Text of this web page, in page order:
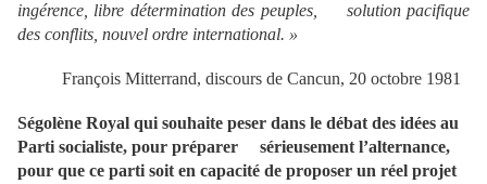
ingérence, libre détermination des peuples, solution pacifique
des conflits, nouvel ordre international. »
François Mitterrand, discours de Cancun, 20 octobre 1981
Ségolène Royal qui souhaite peser dans le débat des idées au
Parti socialiste, pour préparer sérieusement l’alternance,
pour que ce parti soit en capacité de proposer un réel projet